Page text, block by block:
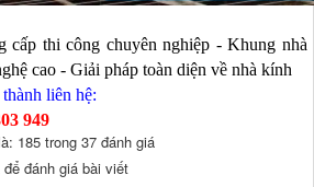
cấp thi công chuyên nghiệp - Khung nhà
cao - Giải pháp toàn diện về nhà kính
liên hệ:
949
185 trong 37 đánh giá
đánh giá bài viết